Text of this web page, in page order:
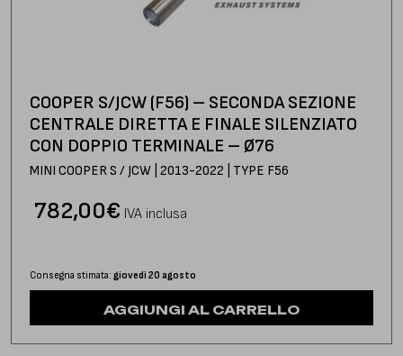
COOPER S/JCW (F56) – SECONDA SEZIONE
CENTRALE DIRETTA E FINALE SILENZIATO
CON DOPPIO TERMINALE – Ø76
MINI COOPER S / JCW | 2013-2022 | TYPE F56
€
782,00 IVA inclusa
Consegna stimata: giovedì 20 agosto
AGGIUNGI AL CARRELLO